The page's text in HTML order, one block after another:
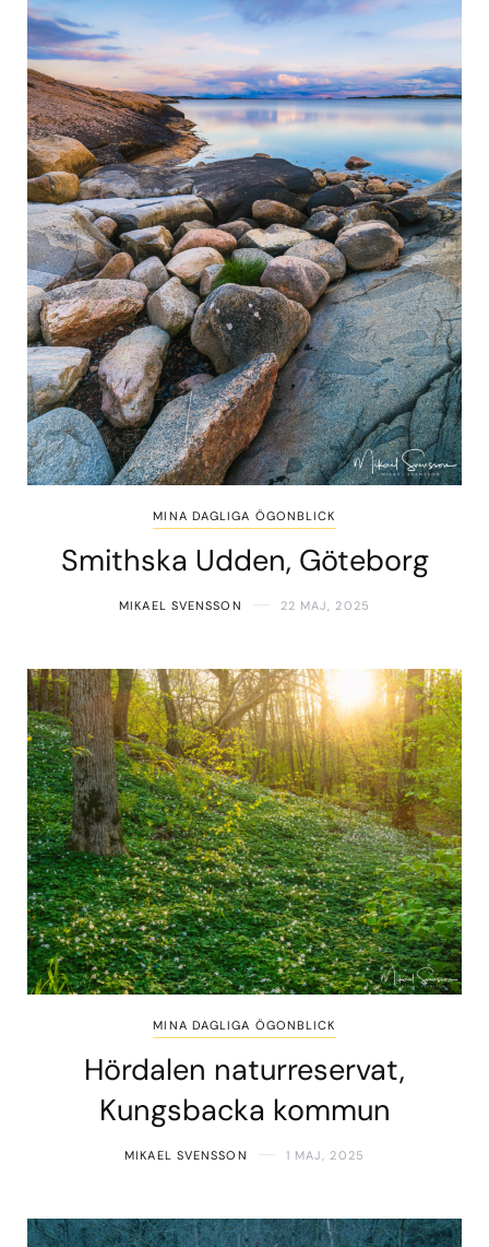
MINA DAGLIGA ÖGONBLICK
Smithska Udden, Göteborg
MIKAEL SVENSSON 22 MAJ, 2025
MINA DAGLIGA ÖGONBLICK
Hördalen naturreservat,
Kungsbacka kommun
MIKAEL SVENSSON 1 MAJ, 2025